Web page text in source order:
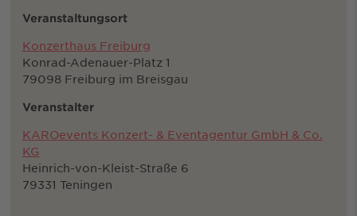
Veranstaltungsort
Konzerthaus Freiburg
Konrad-Adenauer-Platz 1
79098 Freiburg im Breisgau
Veranstalter
KAROevents Konzert- & Eventagentur GmbH & Co.
KG
Heinrich-von-Kleist-Straße 6
79331 Teningen